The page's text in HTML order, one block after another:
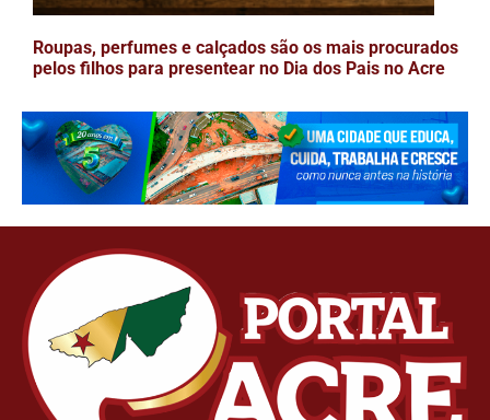
Roupas, perfumes e calçados são os mais procurados
pelos filhos para presentear no Dia dos Pais no Acre